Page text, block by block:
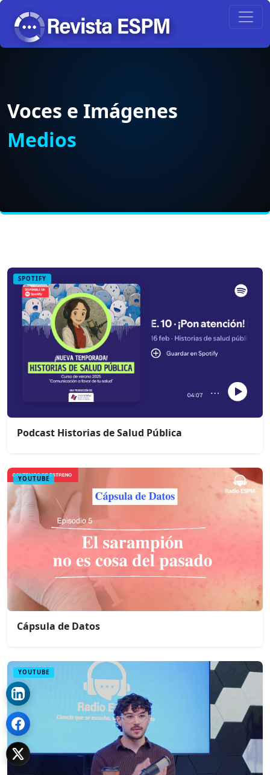
Voces e Imágenes
Medios
SPOTIFY
Podcast Historias de Salud Pública
YOUTUBE
Cápsula de Datos
YOUTUBE